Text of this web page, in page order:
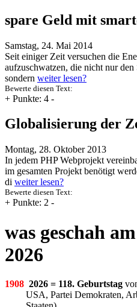
spare Geld mit
Samstag, 24. Mai 2014
Seit einiger Zeit versuchen die
aufzuschwatzen, die nicht nur
sondern weiter lesen?
Bewerte diesen Text:
+ Punkte: 4 -
Globalisierung der
Montag, 28. Oktober 2013
In jedem PHP Webprojekt
im gesamten Projekt benötigt
di weiter lesen?
Bewerte diesen Text:
+ Punkte: 2 -
was geschah
2026
1908 2026 = 118. Geburtstag
USA, Partei Demokraten,